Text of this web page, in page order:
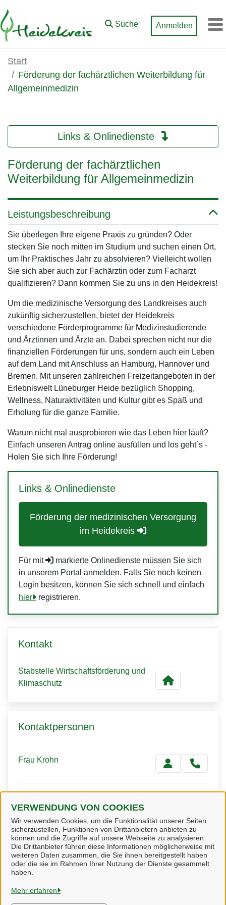
Zum Hauptinhalt springen
VERWENDUNG VON COOKIES
Wir verwenden Cookies, um die Funktionalität unserer Seiten
sicherzustellen, Funktionen von Drittanbietern anbieten zu
können und die Zugriffe auf unsere Webseite zu analysieren.
Die Drittanbieter führen diese Informationen möglicherweise mit
weiteren Daten zusammen, die Sie ihnen bereitgestellt haben
oder die sie im Rahmen Ihrer Nutzung der Dienste gesammelt
haben.
Mehr erfahren
Suche Anmelden
Start
Förderung der fachärztlichen Weiterbildung für
Allgemeinmedizin
Links & Onlinedienste
Förderung der fachärztlichen
Weiterbildung für Allgemeinmedizin
Leistungsbeschreibung
Sie überlegen Ihre eigene Praxis zu gründen? Oder
stecken Sie noch mitten im Studium und suchen einen Ort,
um Ihr Praktisches Jahr zu absolvieren? Vielleicht wollen
Sie sich aber auch zur Fachärztin oder zum Facharzt
qualifizieren? Dann kommen Sie zu uns in den Heidekreis!
Um die medizinische Versorgung des Landkreises auch
zukünftig sicherzustellen, bietet der Heidekreis
verschiedene Förderprogramme für Medizinstudierende
und Ärztinnen und Ärzte an. Dabei sprechen nicht nur die
finanziellen Förderungen für uns, sondern auch ein Leben
auf dem Land mit Anschluss an Hamburg, Hannover und
Bremen. Mit unseren zahlreichen Freizeitangeboten in der
Erlebniswelt Lüneburger Heide bezüglich Shopping,
Wellness, Naturaktivitäten und Kultur gibt es Spaß und
Erholung für die ganze Familie.
Warum nicht mal ausprobieren wie das Leben hier läuft?
Einfach unseren Antrag online ausfüllen und los geht´s -
Holen Sie sich Ihre Förderung!
Links & Onlinedienste
Förderung der medizinischen Versorgung
im Heidekreis
Für mit
markierte Onlinedienste müssen Sie sich
in unserem Portal anmelden. Falls Sie noch keinen
Login besitzen, können Sie sich schnell und einfach
hier
registrieren.
Kontakt
Stabstelle Wirtschaftsförderung und
Klimaschutz
Kontaktpersonen
Frau Krohn
Frau von Fintel
Heidekreis
Alle Rechte vorbehalten